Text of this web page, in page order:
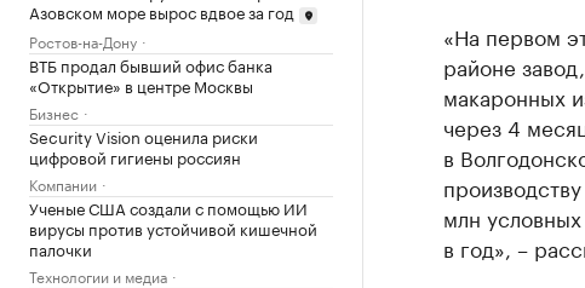
Азовском море вырос вдвое за год
Ростов-на-Дону
ВТБ продал бывший офис банка
«Открытие» в центре Москвы
Бизнес
Security Vision оценила риски
цифровой гигиены россиян
Компании
Ученые США создали с помощью ИИ
вирусы против устойчивой кишечной
палочки
Технологии и медиа
«На первом
районе
макаронных
через 4
в
млн
в год», –